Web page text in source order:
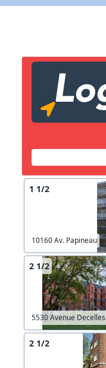
1 1/2
10160 Av. Papineau
2 1/2
5530 Avenue Decelles
2 1/2
Copier lien